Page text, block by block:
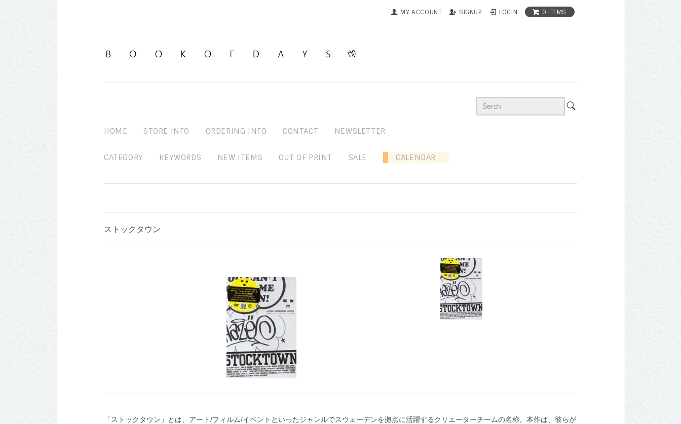
MY ACCOUNT SIGNUP LOGIN 0 ITEMS
HOME STORE INFO ORDERING INFO CONTACT NEWSLETTER
CATEGORY KEYWORDS NEW ITEMS OUT OF PRINT SALE CALENDAR
ストックタウン
「ストックタウン」とは、アート/フィルム/イベントといったジャンルでスウェーデンを拠点に活躍するクリエーターチームの名称。本作は、彼らが